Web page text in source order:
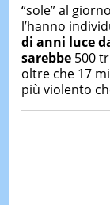
“sole” al
l’hanno
di anni luce
sarebbe 500
oltre che 17
più violento